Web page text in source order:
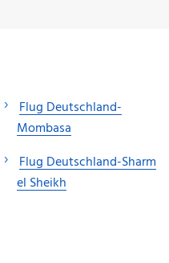
Flug Deutschland-
Mombasa
Flug Deutschland-Sharm
el Sheikh